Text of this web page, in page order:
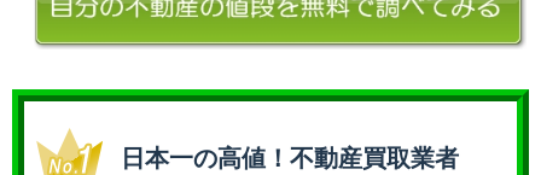
日本一の高値！不動産買取業者